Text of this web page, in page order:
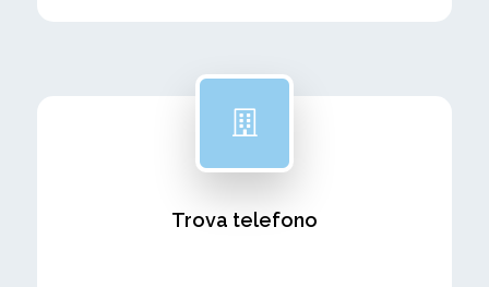
Trova telefono